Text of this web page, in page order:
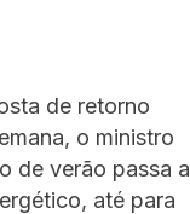
de retorno
o ministro
de verão passa a
até para